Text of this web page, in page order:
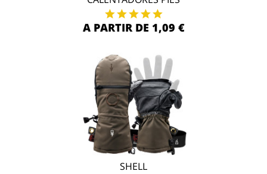
A PARTIR DE 1,09 €
SHELL